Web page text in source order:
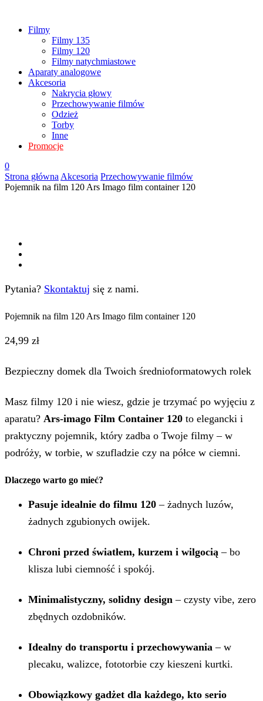
Filmy
Filmy 135
Filmy 120
Filmy natychmiastowe
Aparaty analogowe
Akcesoria
Nakrycia głowy
Przechowywanie filmów
Odzież
Torby
Inne
Promocje
0
Strona główna Akcesoria Przechowywanie filmów
Pojemnik na film 120 Ars Imago film container 120
Pytania? Skontaktuj się z nami.
Pojemnik na film 120 Ars Imago film container 120
24,99 zł
Bezpieczny domek dla Twoich średnioformatowych rolek
Masz filmy 120 i nie wiesz, gdzie je trzymać po wyjęciu z
aparatu? Ars-imago Film Container 120 to elegancki i
praktyczny pojemnik, który zadba o Twoje filmy – w
podróży, w torbie, w szufladzie czy na półce w ciemni.
Dlaczego warto go mieć?
Pasuje idealnie do filmu 120 – żadnych luzów,
żadnych zgubionych owijek.
Chroni przed światłem, kurzem i wilgocią – bo
klisza lubi ciemność i spokój.
Minimalistyczny, solidny design – czysty vibe, zero
zbędnych ozdobników.
Idealny do transportu i przechowywania – w
plecaku, walizce, fototorbie czy kieszeni kurtki.
Obowiązkowy gadżet dla każdego, kto serio